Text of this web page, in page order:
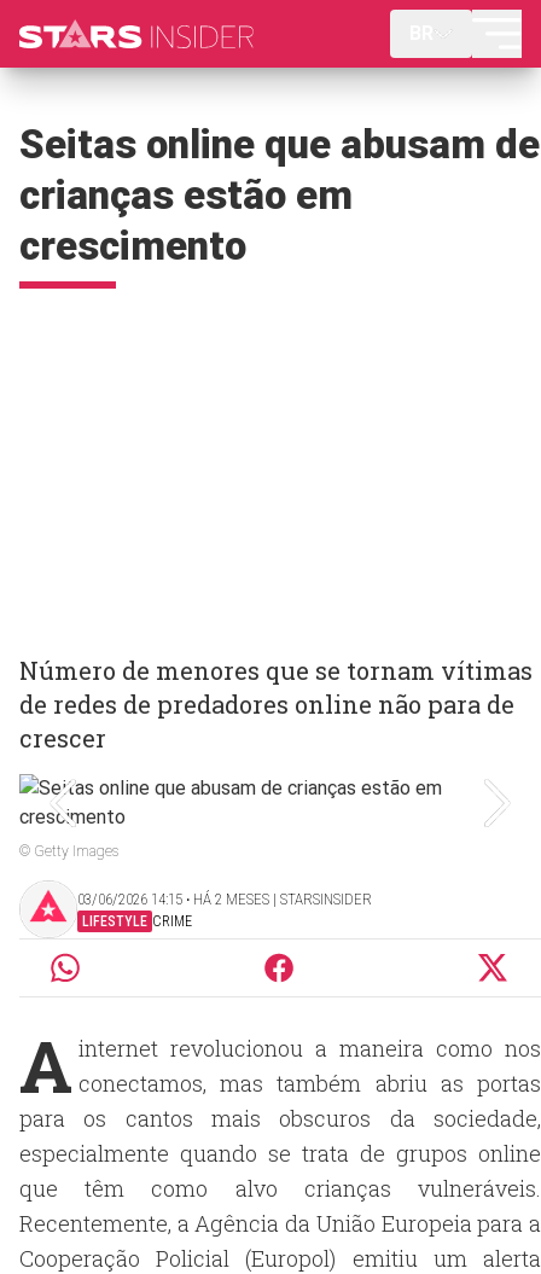
Seitas online que abusam de
crianças estão em
crescimento
Número de menores que se tornam vítimas
de redes de predadores online não para de
crescer
© Getty Images
03/06/2026 14:15 ‧ HÁ 2 MESES | STARSINSIDER
LIFESTYLE CRIME
A internet revolucionou a maneira como nos
conectamos, mas também abriu as portas
para os cantos mais obscuros da sociedade,
especialmente quando se trata de grupos online
que têm como alvo crianças vulneráveis.
Recentemente, a Agência da União Europeia para a
Cooperação Policial (Europol) emitiu um alerta